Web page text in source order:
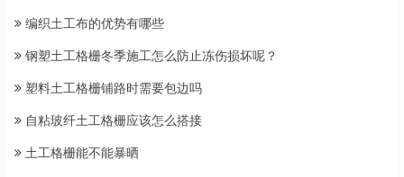
编织土工布的优势有哪些
钢塑土工格栅冬季施工怎么防止冻伤损坏呢？
塑料土工格栅铺路时需要包边吗
自粘玻纤土工格栅应该怎么搭接
土工格栅能不能暴晒